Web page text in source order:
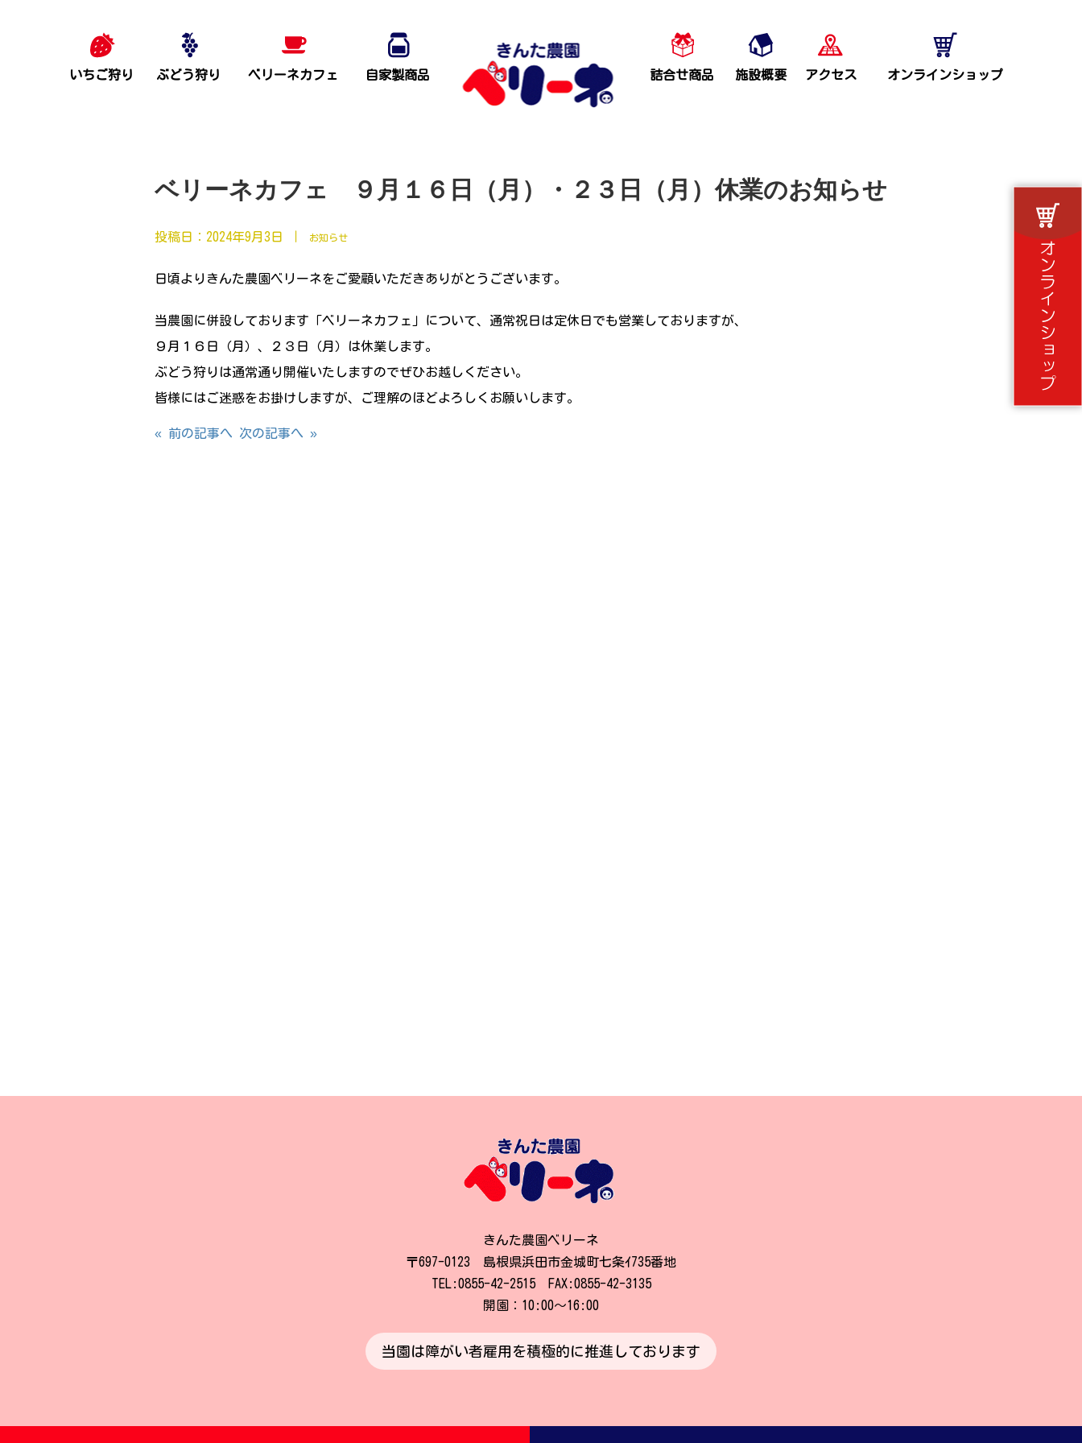
いちご狩り ぶどう狩り ベリーネカフェ 自家製商品 詰合せ商品 施設概要 アクセス オンラインショップ
ベリーネカフェ ９月１６日（月）・２３日（月）休業のお知らせ
投稿日： 2024年9月3日 お知らせ
日頃よりきんた農園ベリーネをご愛顧いただきありがとうございます。
当農園に併設しております「ベリーネカフェ」について、通常祝日は定休日でも営業しておりますが、
９月１６日（月）、２３日（月）は休業します。
ぶどう狩りは通常通り開催いたしますのでぜひお越しください。
皆様にはご迷惑をお掛けしますが、ご理解のほどよろしくお願いします。
« 前の記事へ 次の記事へ »
きんた農園ベリーネ
〒697-0123 島根県浜田市金城町七条ｲ735番地
TEL:0855-42-2515 FAX:0855-42-3135
開園：10:00～16:00
当園は障がい者雇用を積極的に推進しております